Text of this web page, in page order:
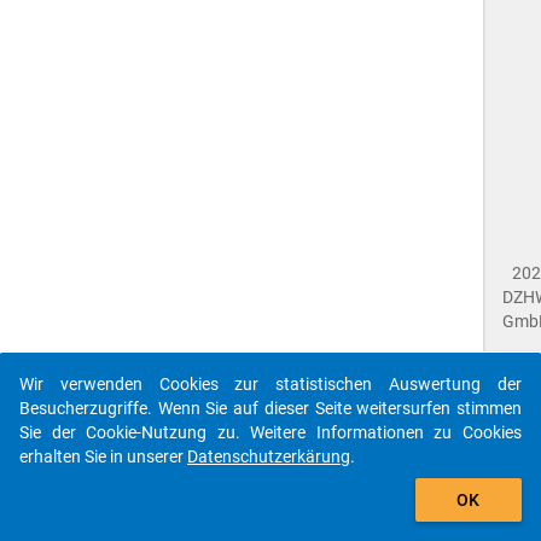
Wir verwenden Cookies zur statistischen Auswertung der
Besucherzugriffe. Wenn Sie auf dieser Seite weitersurfen stimmen
Sie der Cookie-Nutzung zu. Weitere Informationen zu Cookies
erhalten Sie in unserer Datenschutzerkärung.
OK